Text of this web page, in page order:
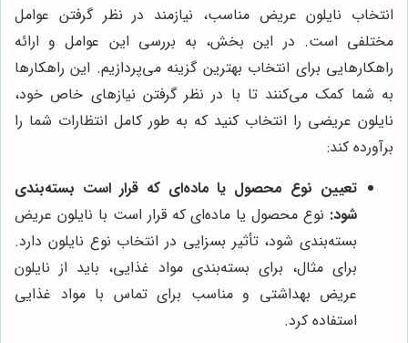
انتخاب نایلون عریض مناسب، نیازمند در نظر گرفتن عوامل
مختلفی است. در این بخش، به بررسی این عوامل و ارائه
راهکارهایی برای انتخاب بهترین گزینه می‌پردازیم. این راهکارها
به شما کمک می‌کنند تا با در نظر گرفتن نیازهای خاص خود،
نایلون عریضی را انتخاب کنید که به طور کامل انتظارات شما را
برآورده کند:
تعیین نوع محصول یا ماده‌ای که قرار است بسته‌بندی
شود: نوع محصول یا ماده‌ای که قرار است با نایلون عریض
بسته‌بندی شود، تأثیر بسزایی در انتخاب نوع نایلون دارد.
برای مثال، برای بسته‌بندی مواد غذایی، باید از نایلون
عریض بهداشتی و مناسب برای تماس با مواد غذایی
استفاده کرد.